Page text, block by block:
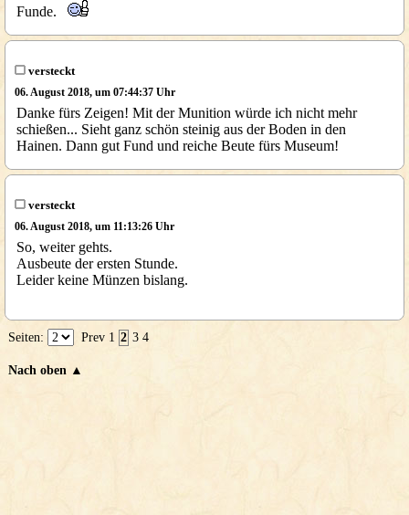
Funde.
versteckt
06. August 2018, um 07:44:37 Uhr
Danke fürs Zeigen! Mit der Munition würde ich nicht mehr
schießen... Sieht ganz schön steinig aus der Boden in den
Hainen. Dann gut Fund und reiche Beute fürs Museum!
versteckt
06. August 2018, um 11:13:26 Uhr
So, weiter gehts.
Ausbeute der ersten Stunde.
Leider keine Münzen bislang.
Seiten: Prev 1 2 3 4
Nach oben ▲